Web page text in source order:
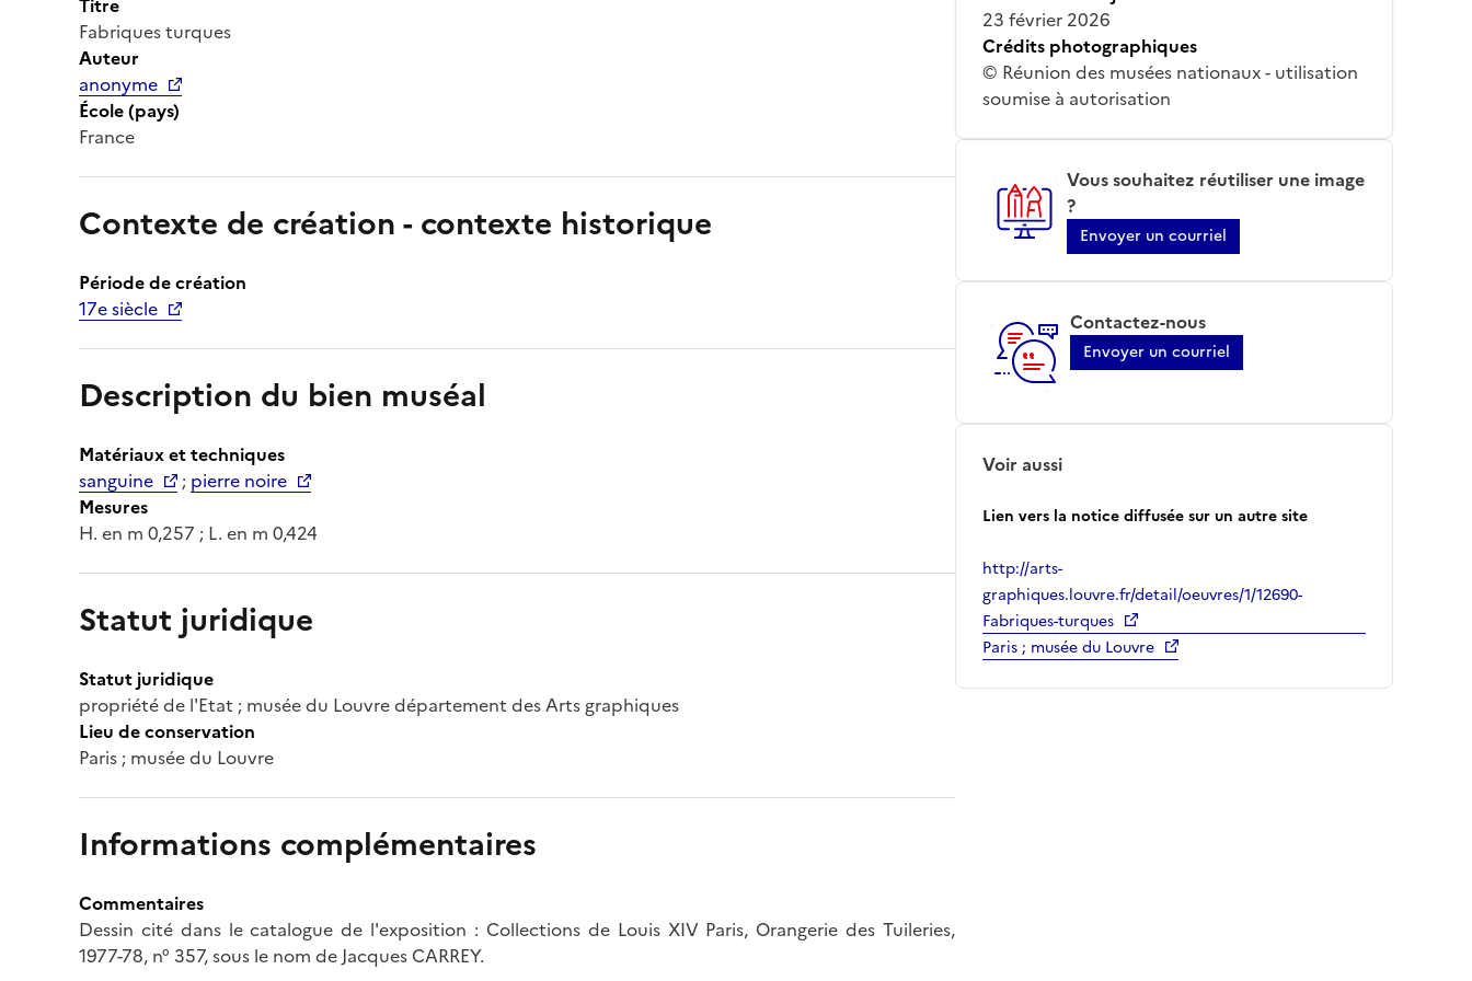
Fabriques turques
Auteur
anonyme
École (pays)
France
Contexte de création - contexte historique
Période de création
17e siècle
Description du bien muséal
Matériaux et techniques
sanguine
; pierre noire
Mesures
H. en m 0,257 ; L. en m 0,424
Statut juridique
Statut juridique
propriété de l'Etat ; musée du Louvre département des Arts graphiques
Lieu de conservation
Paris ; musée du Louvre
Informations complémentaires
Commentaires
Dessin cité dans le catalogue de l'exposition : Collections de Louis XIV Paris, Orangerie des Tuileries,
1977-78, n° 357, sous le nom de Jacques CARREY.
23 février 2026
Crédits photographiques
© Réunion des musées nationaux - utilisation
soumise à autorisation
Vous souhaitez réutiliser une image
?
Envoyer un courriel
Contactez-nous
Envoyer un courriel
Voir aussi
Lien vers la notice diffusée sur un autre site
http://arts-
graphiques.louvre.fr/detail/oeuvres/1/12690-
Fabriques-turques
Paris ; musée du Louvre